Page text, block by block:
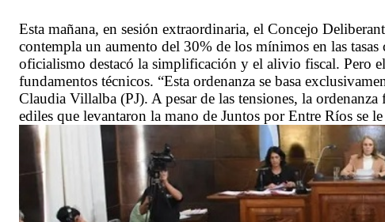
Esta mañana, en sesión extraordinaria, el Concejo
contempla un aumento del 30% de los mínimos en las
oficialismo destacó la simplificación y el alivio fiscal. Pero
fundamentos técnicos. “Esta ordenanza se basa
Claudia Villalba (PJ). A pesar de las tensiones, la
ediles que levantaron la mano de Juntos por Entre Ríos se